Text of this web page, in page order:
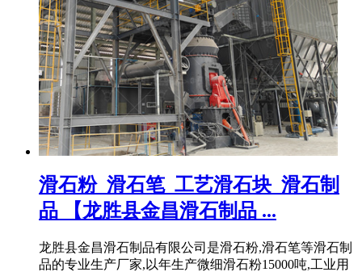
滑石粉_滑石笔_工艺滑石块_滑石制
品 【龙胜县金昌滑石制品 ...
龙胜县金昌滑石制品有限公司是滑石粉,滑石笔等滑石制
品的专业生产厂家,以年生产微细滑石粉15000吨,工业用